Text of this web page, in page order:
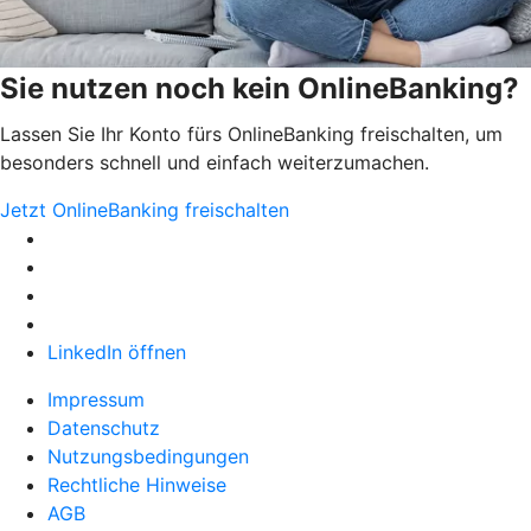
Sie nutzen noch kein OnlineBanking?
Lassen Sie Ihr Konto fürs OnlineBanking freischalten, um
besonders schnell und einfach weiterzumachen.
Jetzt OnlineBanking freischalten
LinkedIn öffnen
Impressum
Datenschutz
Nutzungsbedingungen
Rechtliche Hinweise
AGB